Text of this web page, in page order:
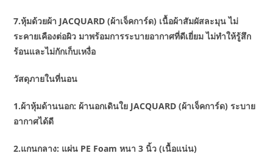
7.หุ้มด้วยผ้า JACQUARD (ผ้าเจ็คการ์ด) เนื้อผ้าสัมผัสละมุน ไม่
ระคายเคืองต่อผิว มาพร้อมการระบายอากาศที่ดีเยี่ยม ไม่ทำให้รู้สึก
ร้อนและไม่กักเก็บเหงื่อ
วัสดุภายในที่นอน
1.ผ้าหุ้มด้านนอก: ผ้านอกเดินใย JACQUARD (ผ้าเจ็คการ์ด) ระบาย
อากาศได้ดี
2.แกนกลาง: แผ่น PE Foam หนา 3 นิ้ว (เนื้อแน่น)